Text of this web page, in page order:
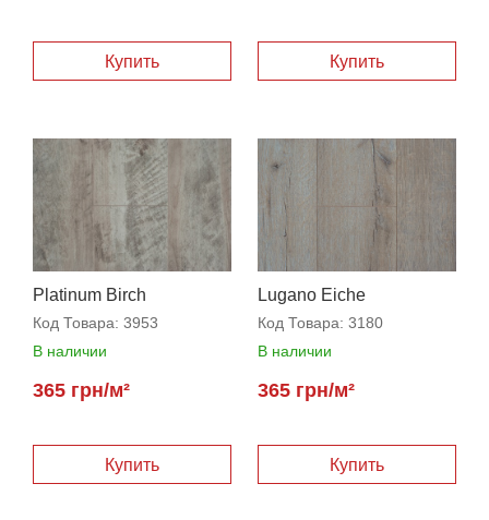
Купить Купить
Platinum Birch
Код Товара: 3953
В наличии
365 грн/м²
Купить
Lugano Eiche
Код Товара: 3180
В наличии
365 грн/м²
Купить